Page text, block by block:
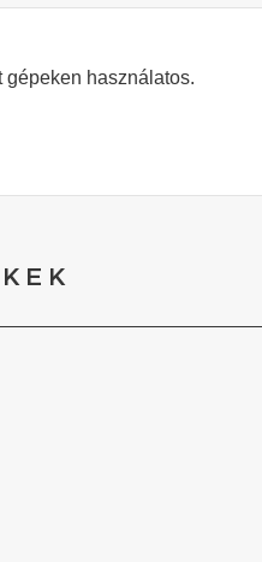
használatos.